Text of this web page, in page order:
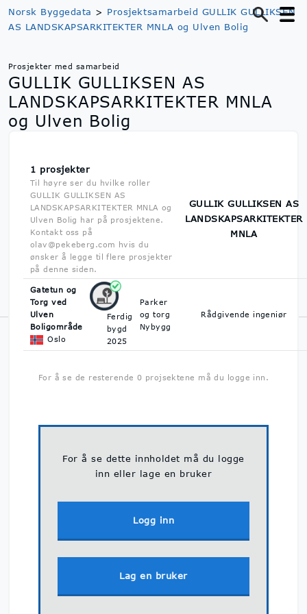
Norsk Byggedata > Prosjektsamarbeid GULLIK GULLIKSEN
AS LANDSKAPSARKITEKTER MNLA og Ulven Bolig
Prosjekter med samarbeid
GULLIK GULLIKSEN AS
LANDSKAPSARKITEKTER MNLA
og Ulven Bolig
1 prosjekter
Til høyre ser du hvilke roller
GULLIK GULLIKSEN AS
LANDSKAPSARKITEKTER MNLA og
Ulven Bolig har på prosjektene.
Kontakt oss på
olav@pekeberg.com hvis du
ønsker å legge til flere prosjekter
på denne siden.
GULLIK GULLIKSEN AS
LANDSKAPSARKITEKTER
MNLA
Gatetun og
Torg ved
Ulven
Boligområde
Oslo
Ferdig
bygd
2025
Parker
og torg
Nybygg
Rådgivende ingeniør
For å se de resterende 0 projsektene må du logge inn.
For å se dette innholdet må du logge
inn eller lage en bruker
Logg inn
Lag en bruker
Norsk Byggedata er Norges største prosjektdatabase med
oversikt over byggeprosjekter. Vi hjelper deg å finne ut hva som